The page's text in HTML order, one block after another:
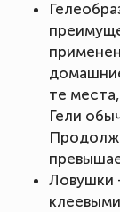
те
Гели
Ловушки